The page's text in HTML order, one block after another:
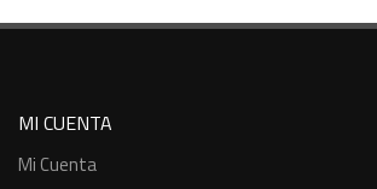
MI CUENTA
Mi Cuenta